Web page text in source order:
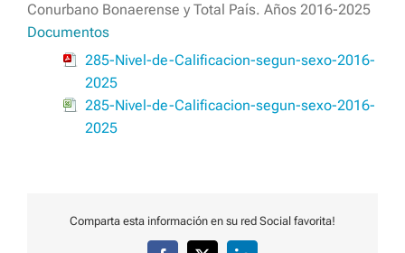
Conurbano Bonaerense y Total País. Años 2016-2025
Documentos
285-Nivel-de-Calificacion-segun-sexo-2016-
2025
285-Nivel-de-Calificacion-segun-sexo-2016-
2025
Comparta esta información en su red Social favorita!